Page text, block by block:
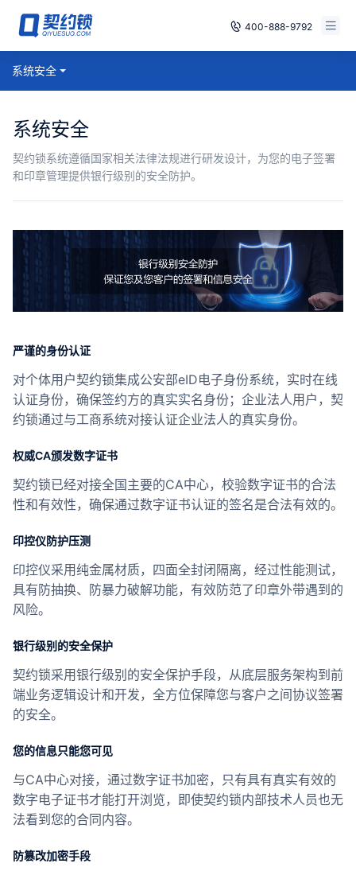
智能合同
数字存档
方案
案例
我们
400-888-9792
系统安全
系统安全
契约锁系统遵循国家相关法律法规进行研发设计，为您的电子签署
和印章管理提供银行级别的安全防护。
严谨的身份认证
对个体用户契约锁集成公安部eID电子身份系统，实时在线
认证身份，确保签约方的真实实名身份；企业法人用户，契
约锁通过与工商系统对接认证企业法人的真实身份。
权威CA颁发数字证书
契约锁已经对接全国主要的CA中心，校验数字证书的合法
性和有效性，确保通过数字证书认证的签名是合法有效的。
印控仪防护压测
印控仪采用纯金属材质，四面全封闭隔离，经过性能测试，
具有防抽换、防暴力破解功能，有效防范了印章外带遇到的
风险。
银行级别的安全保护
契约锁采用银行级别的安全保护手段，从底层服务架构到前
端业务逻辑设计和开发，全方位保障您与客户之间协议签署
的安全。
您的信息只能您可见
与CA中心对接，通过数字证书加密，只有具有真实有效的
数字电子证书才能打开浏览，即使契约锁内部技术人员也无
法看到您的合同内容。
防篡改加密手段